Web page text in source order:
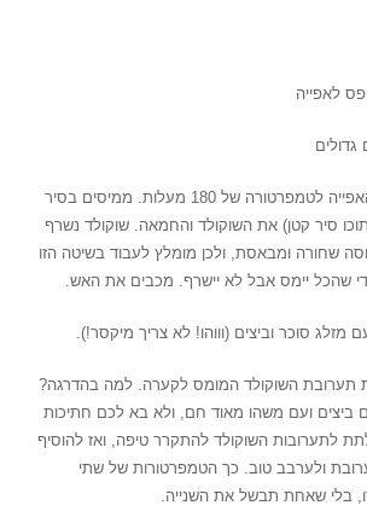
1. מחממים את תנור האפייה לטמפרטורה של 180 מעלות. ממיסים בסיר
סיר קטן) את השוקולד והחמאה. שוקולד נשרף
שחורה ומבאסת, ולכן מומלץ לעבוד בשיטה הזו
שהכל יימס אבל לא יישרף. מכבים את האש.
תערובת השוקולד המומס לקערה. למה בהדרגה?
ביצים ועם משהו מאוד חם, ולא בא לכם חתיכות
לתערובות השוקולד להתקרר טיפה, ואז להוסיף
ולערבב טוב. כך הטמפרטורות של שתי
בלי שאחת תבשל את השנייה.